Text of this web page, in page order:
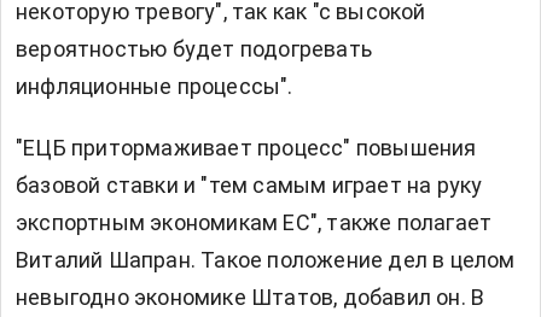
некоторую тревогу", так как "с высокой
вероятностью будет подогревать
инфляционные процессы".
"ЕЦБ притормаживает процесс" повышения
базовой ставки и "тем самым играет на руку
экспортным экономикам ЕС", также полагает
Виталий Шапран. Такое положение дел в целом
невыгодно экономике Штатов, добавил он. В